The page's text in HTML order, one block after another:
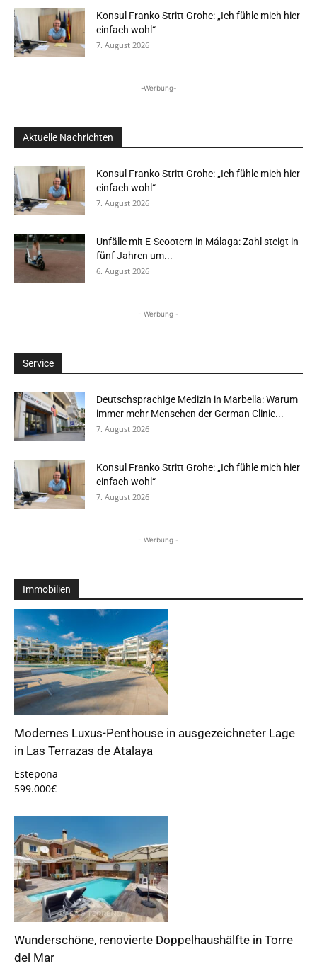
Konsul Franko Stritt Grohe: „Ich fühle mich hier
einfach wohl“
7. August 2026
-Werbung-
Aktuelle Nachrichten
Konsul Franko Stritt Grohe: „Ich fühle mich hier
einfach wohl“
7. August 2026
Unfälle mit E-Scootern in Málaga: Zahl steigt in
fünf Jahren um...
6. August 2026
- Werbung -
Service
Deutschsprachige Medizin in Marbella: Warum
immer mehr Menschen der German Clinic...
7. August 2026
Konsul Franko Stritt Grohe: „Ich fühle mich hier
einfach wohl“
7. August 2026
- Werbung -
Immobilien
Modernes Luxus-Penthouse in ausgezeichneter Lage
in Las Terrazas de Atalaya
Estepona
599.000€
Wunderschöne, renovierte Doppelhaushälfte in Torre
del Mar